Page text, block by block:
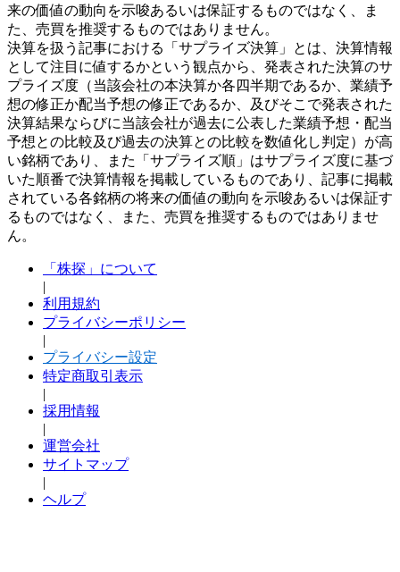
来の価値の動向を示唆あるいは保証するものではなく、ま
た、売買を推奨するものではありません。
決算を扱う記事における「サプライズ決算」とは、決算情報
として注目に値するかという観点から、発表された決算のサ
プライズ度（当該会社の本決算か各四半期であるか、業績予
想の修正か配当予想の修正であるか、及びそこで発表された
決算結果ならびに当該会社が過去に公表した業績予想・配当
予想との比較及び過去の決算との比較を数値化し判定）が高
い銘柄であり、また「サプライズ順」はサプライズ度に基づ
いた順番で決算情報を掲載しているものであり、記事に掲載
されている各銘柄の将来の価値の動向を示唆あるいは保証す
るものではなく、また、売買を推奨するものではありませ
ん。
「株探」について
|
利用規約
プライバシーポリシー
|
プライバシー設定
特定商取引表示
|
採用情報
|
運営会社
サイトマップ
|
ヘルプ